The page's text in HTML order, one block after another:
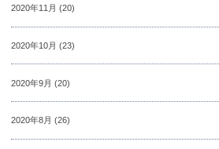
2020年11月 (20)
2020年10月 (23)
2020年9月 (20)
2020年8月 (26)